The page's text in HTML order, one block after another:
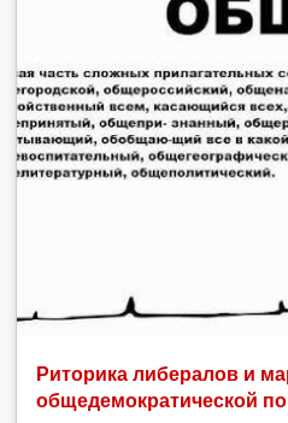
Риторика либералов и
общедемократической